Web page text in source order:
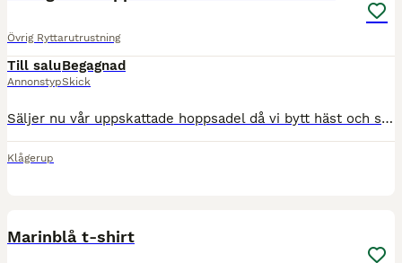
Övrig Ryttarutrustning
Till salu
Annonstyp
Begagnad
Skick
Säljer nu vår uppskattade hoppsadel då vi bytt häst och sadeln tyvärr inte passar vår nya ponny. En superfin och väldigt skön hoppsadel från Santa cruz i gott skick. Modell Patrice.
Klågerup
Marinblå t-shirt